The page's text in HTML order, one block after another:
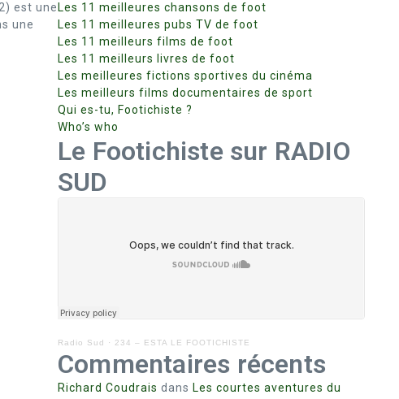
est une
une
Les 11 meilleures chansons de foot
Les 11 meilleures pubs TV de foot
Les 11 meilleurs films de foot
Les 11 meilleurs livres de foot
Les meilleures fictions sportives du cinéma
Les meilleurs films documentaires de sport
Qui es-tu, Footichiste ?
Who’s who
Le Footichiste sur RADIO
SUD
Radio Sud · 234 – ESTA LE FOOTICHISTE
Commentaires récents
Richard Coudrais dans Les courtes aventures du